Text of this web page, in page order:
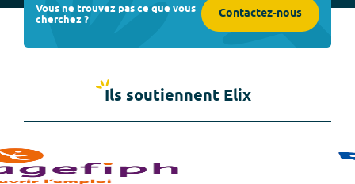
Vous ne trouvez pas ce que vous
cherchez ? Contactez-nous
Ils soutiennent Elix